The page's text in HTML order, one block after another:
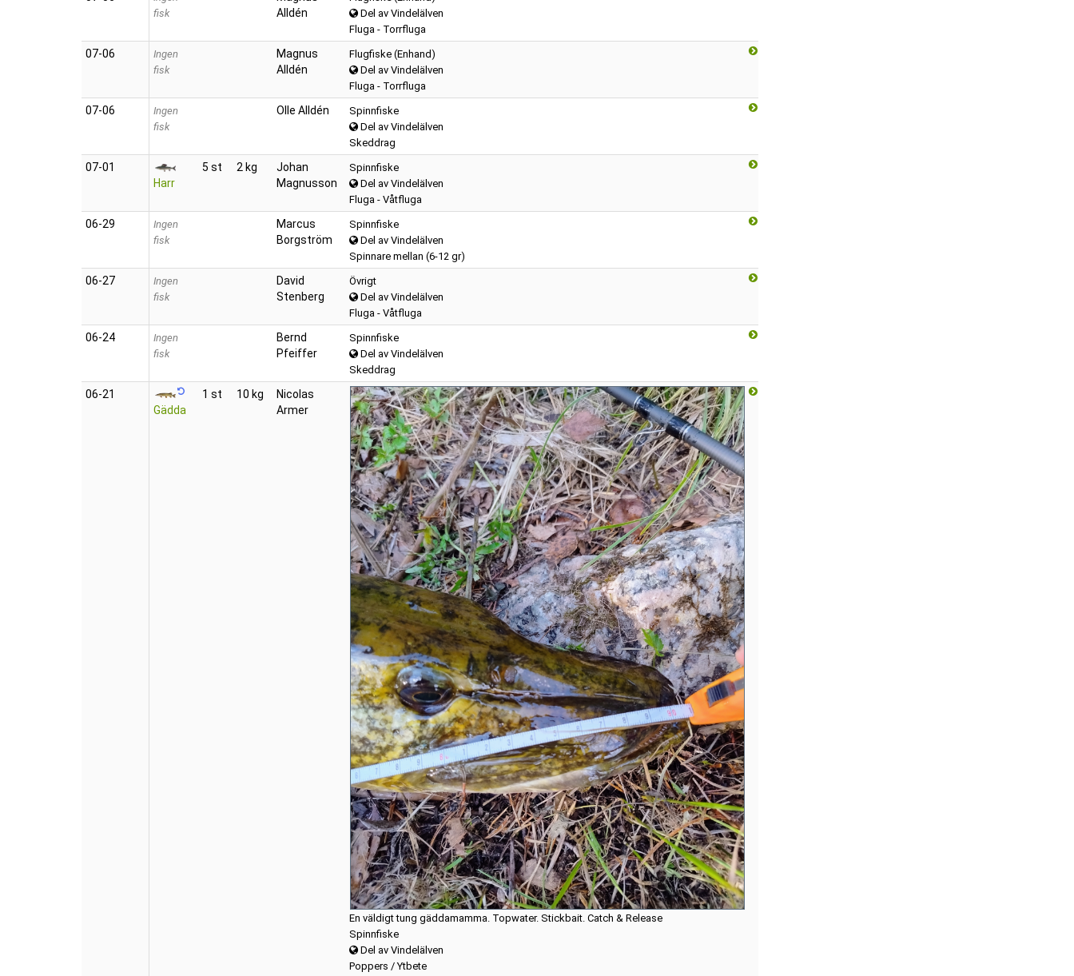
fisk
Alldén
Del av Vindelälven
Fluga - Torrfluga
07‑06
Ingen
fisk
Magnus
Alldén
Flugfiske (Enhand)
Del av Vindelälven
Fluga - Torrfluga
07‑06
Ingen
fisk
Olle Alldén
Spinnfiske
Del av Vindelälven
Skeddrag
07‑01
Harr
5 st 2 kg
Johan
Magnusson
Spinnfiske
Del av Vindelälven
Fluga - Våtfluga
06‑29
Ingen
fisk
Marcus
Borgström
Spinnfiske
Del av Vindelälven
Spinnare mellan (6-12 gr)
06‑27
Ingen
fisk
David
Stenberg
Övrigt
Del av Vindelälven
Fluga - Våtfluga
06‑24
Ingen
fisk
Bernd
Pfeiffer
Spinnfiske
Del av Vindelälven
Skeddrag
06‑21
Gädda
1 st 10 kg
Nicolas
Armer
En väldigt tung gäddamamma. Topwater. Stickbait. Catch & Release
Spinnfiske
Del av Vindelälven
Poppers / Ytbete